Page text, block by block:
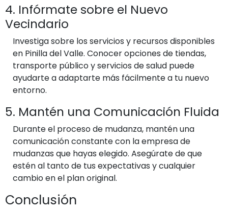
4. Infórmate sobre el Nuevo
Vecindario
Investiga sobre los servicios y recursos disponibles
en Pinilla del Valle. Conocer opciones de tiendas,
transporte público y servicios de salud puede
ayudarte a adaptarte más fácilmente a tu nuevo
entorno.
5. Mantén una Comunicación Fluida
Durante el proceso de mudanza, mantén una
comunicación constante con la empresa de
mudanzas que hayas elegido. Asegúrate de que
estén al tanto de tus expectativas y cualquier
cambio en el plan original.
Conclusión